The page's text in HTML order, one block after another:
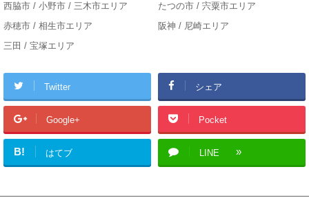
西脇市 / 小野市 / 三木市エリア
たつの市 / 宍粟市エリア
赤穂市 / 相生市エリア
阪神 / 尼崎エリア
三田 / 宝塚エリア
Twitter シェア
Google+ Pocket
B! はてブ LINE